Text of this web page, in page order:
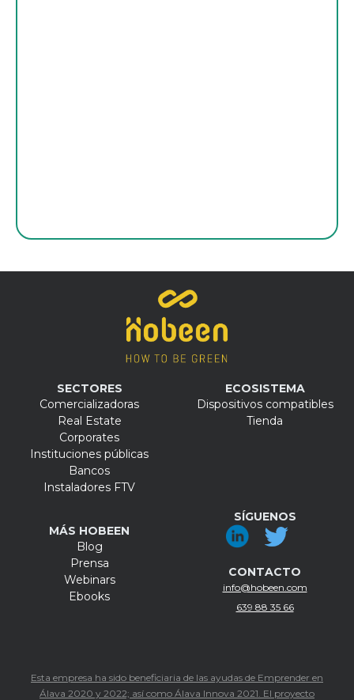
MÁS HOBEEN
Blog
Prensa
Webinars
Ebooks
SÍGUENOS
CONTACTO
info@hobeen.com
639 88 35 66
SECTORES
Comercializadoras
Real Estate
Corporates
Instituciones públicas
Bancos
Instaladores FTV
ECOSISTEMA
Dispositivos compatibles
Tienda
Esta empresa ha sido beneficiaria de las ayudas de Emprender en
Álava 2020 y 2022; así como Álava Innova 2021. El proyecto